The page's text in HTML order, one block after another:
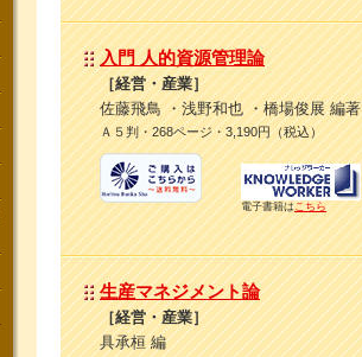
入門 人的資源管理論
［経営・産業］
佐藤飛鳥 ・浅野和也 ・橋場俊展 編著
Ａ５判・268ページ・3,190円（税込）
電子書籍はこちら
生産マネジメント論
［経営・産業］
具承桓 編